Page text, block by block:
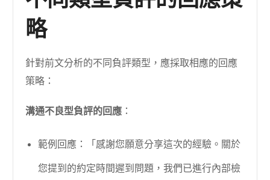
略
針對前文分析的不同負評類型，應採取相應的回應
策略：
溝通不良型負評的回應 ：
範例回應：「感謝您願意分享這次的經驗。關於
您提到的約定時間遲到問題，我們已進行內部檢